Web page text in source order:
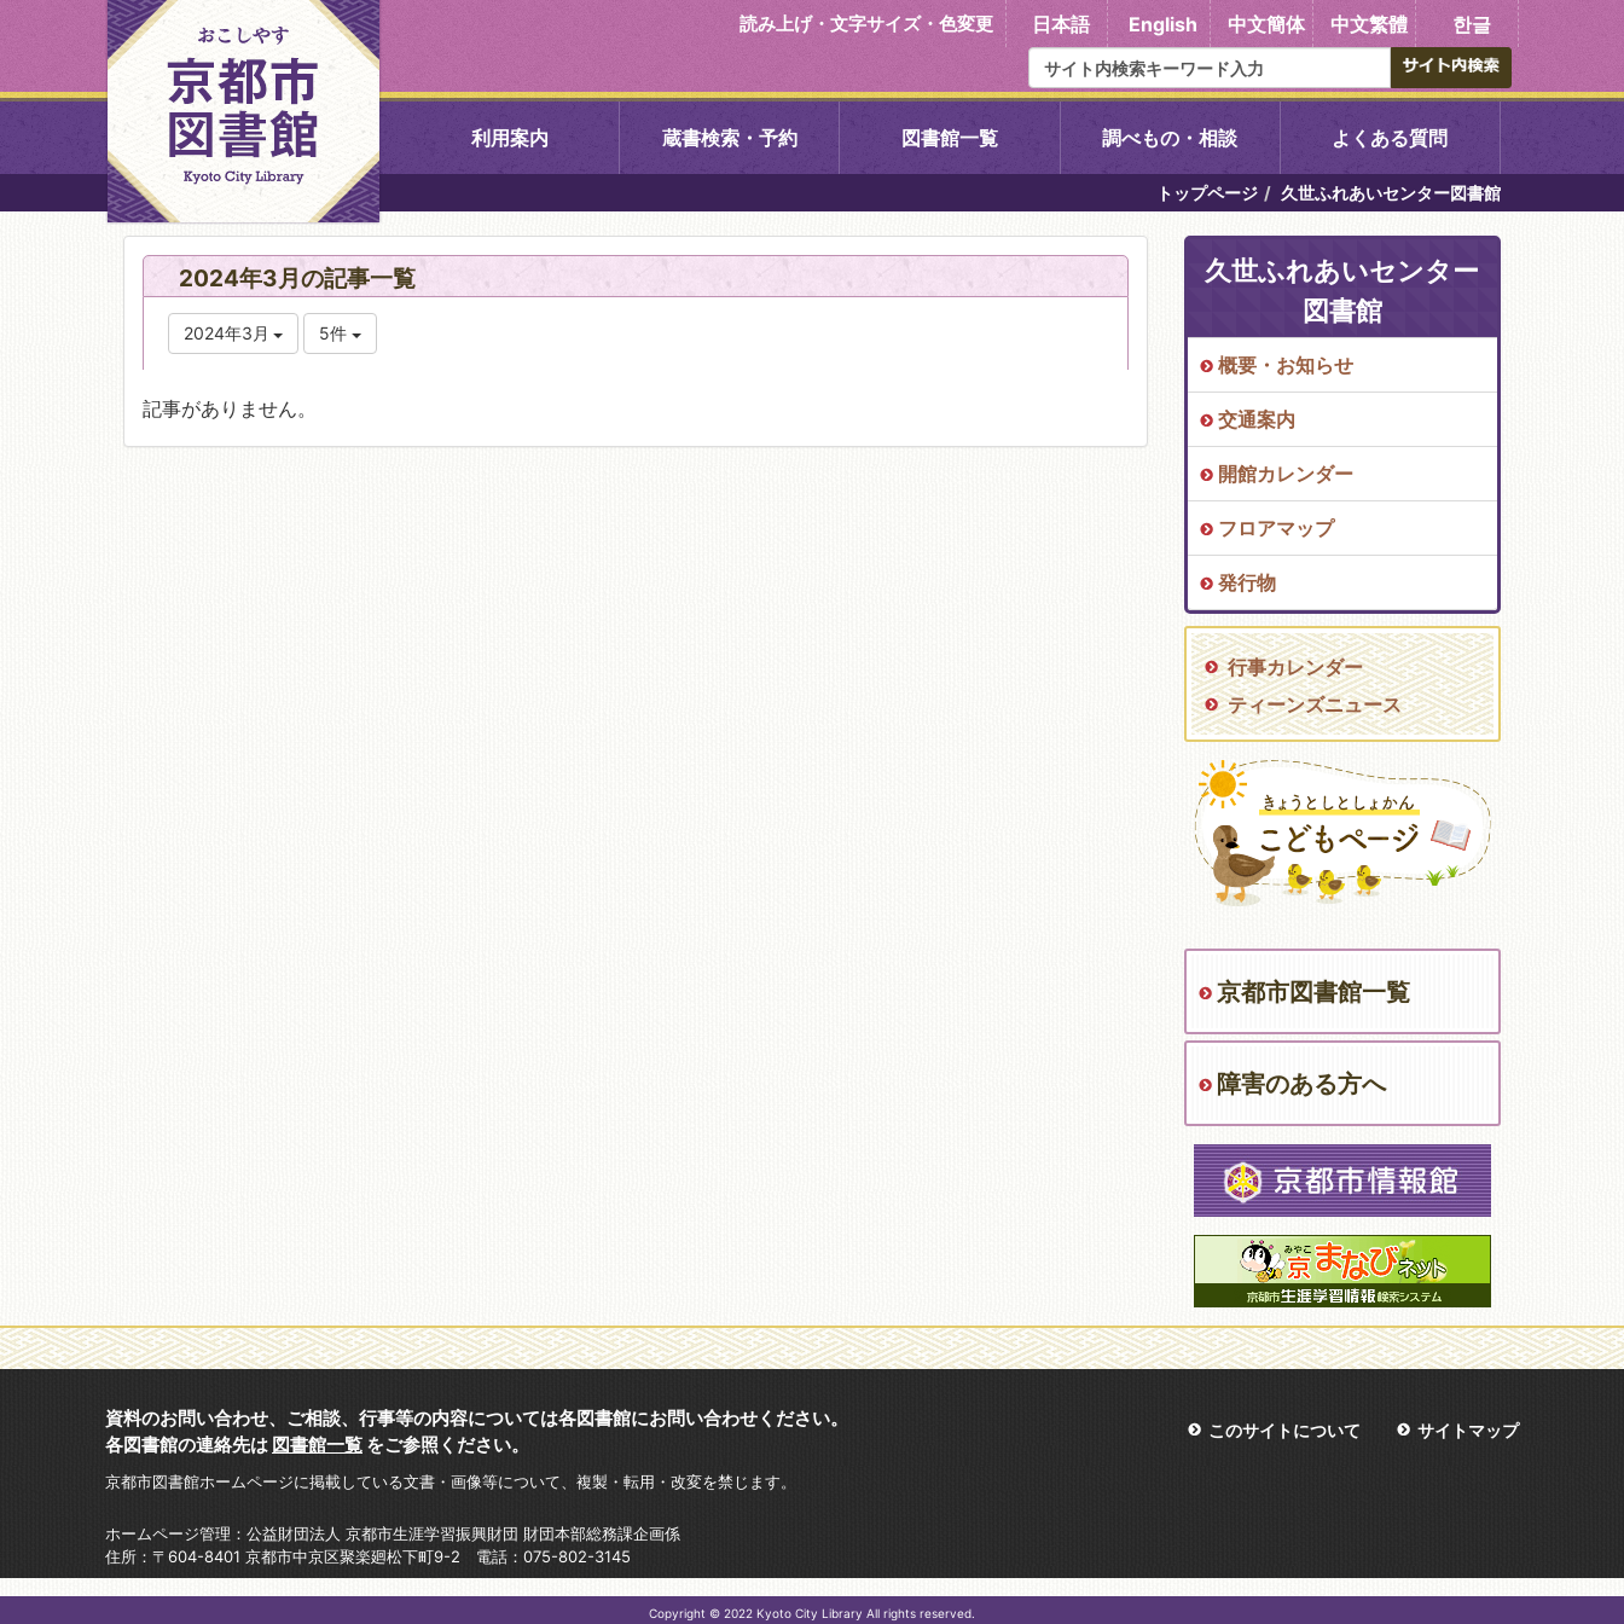
読み上げ・文字サイズ・色変更 日本語 English 中文簡体 中文繁體 한글
利用案内 蔵書検索・予約 図書館一覧
中央図書館 右京中央図書館 伏見中央図書館 醍醐中央図書館
東山図書館
吉祥院図書館
書館
向島図書館
コミュニティプラザ深草
図書館
調べもの・相談 よくある質問
トップページ 久世ふれあいセンター図書館
2024年3月の記事一覧
2024年3月 5件
記事がありません。
久世ふれあいセンター
図書館
概要・お知らせ
交通案内
開館カレンダー
フロアマップ
発行物
行事カレンダー
ティーンズニュース
京都市図書館一覧
障害のある方へ
このサイトについて サイトマップ
資料のお問い合わせ、ご相談、行事等の内容については各図書館にお問い合わせください。
各図書館の連絡先は 図書館一覧 をご参照ください。
京都市図書館ホームページに掲載している文書・画像等について、複製・転用・改変を禁じます。
ホームページ管理：公益財団法人 京都市生涯学習振興財団 財団本部総務課企画係
住所：〒604-8401 京都市中京区聚楽廻松下町9-2 電話：075-802-3145
Copyright © 2022 Kyoto City Library All rights reserved.